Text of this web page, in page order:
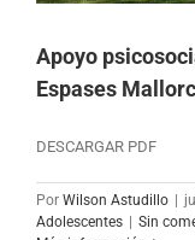
Apoyo
Espases
DESCARGAR PDF
Por Wilson Astudillo |
Adolescentes | Sin